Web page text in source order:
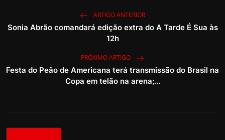
ARTIGO ANTERIOR
Sonia Abrão comandará edição extra do A Tarde É Sua às
12h
PRÓXIMO ARTIGO
Festa do Peão de Americana terá transmissão do Brasil na
Copa em telão na arena;...